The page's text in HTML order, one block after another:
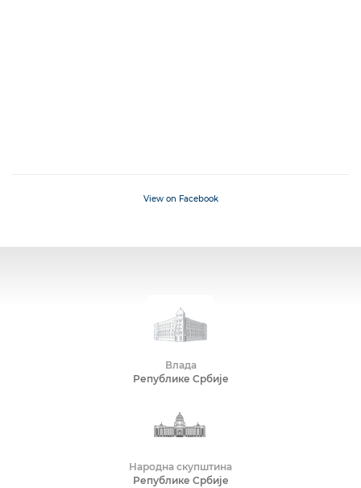
View on Facebook
Влада
Републике Србије
Народна скупштина
Републике Србије